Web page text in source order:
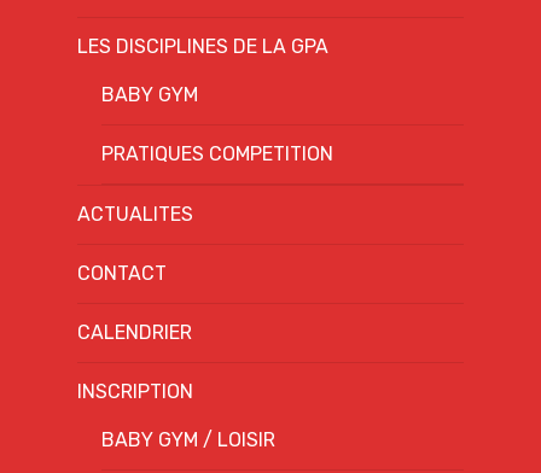
LES DISCIPLINES DE LA GPA
BABY GYM
PRATIQUES COMPETITION
ACTUALITES
CONTACT
CALENDRIER
INSCRIPTION
BABY GYM / LOISIR